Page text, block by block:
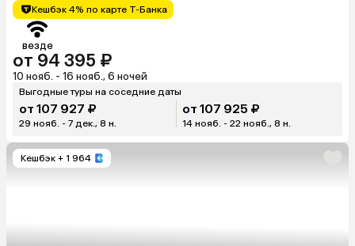
Кешбэк 4% по карте Т-Банка
везде
от 94 395 ₽
10 нояб. - 16 нояб., 6 ночей
Выгодные туры на соседние даты
от 107 927 ₽
29 нояб. - 7 дек., 8 н.
от 107 925 ₽
14 нояб. - 22 нояб., 8 н.
Кешбэк + 1 964